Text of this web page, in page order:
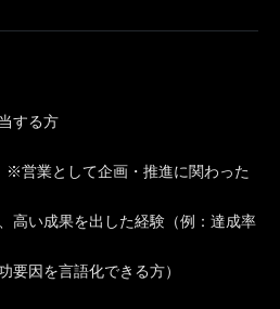
する方
※営業として企画・推進に関わった
高い成果を出した経験（例：達成率
要因を言語化できる方）